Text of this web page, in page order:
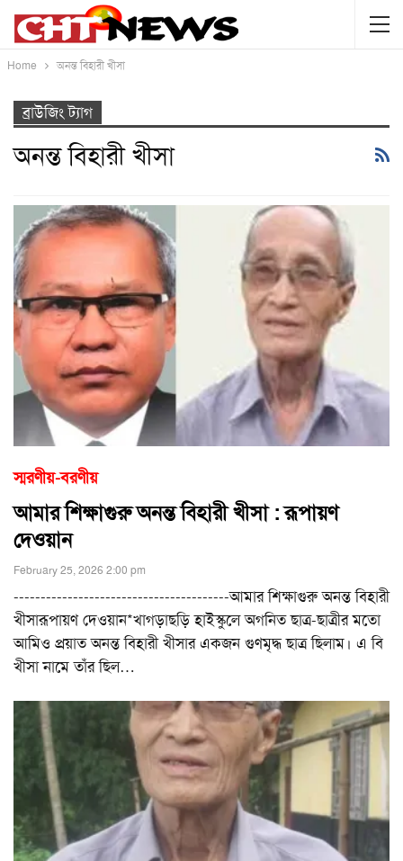
Home অনন্ত বিহারী খীসা
ব্রাউজিং ট্যাগ
অনন্ত বিহারী খীসা
স্মরণীয়-বরণীয়
আমার শিক্ষাগুরু অনন্ত বিহারী খীসা : রূপায়ণ
দেওয়ান
February 25, 2026 2:00 pm
----------------------------------------আমার শিক্ষাগুরু অনন্ত বিহারী
খীসারূপায়ণ দেওয়ান*খাগড়াছড়ি হাইস্কুলে অগনিত ছাত্র-ছাত্রীর মতো
আমিও প্রয়াত অনন্ত বিহারী খীসার একজন গুণমৃদ্ধ ছাত্র ছিলাম। এ বি
খীসা নামে তাঁর ছিল…